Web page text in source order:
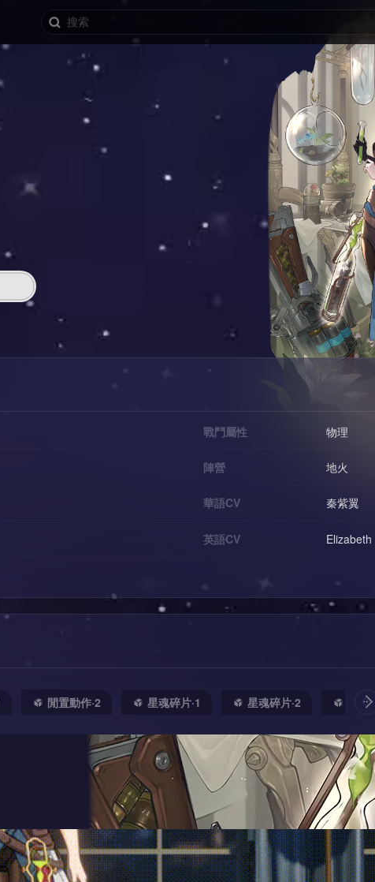
戰鬥屬性 物理
陣營 地火
華語CV 秦紫翼
英語CV
閒置動作·2 星魂碎片·1 星魂碎片·2 星